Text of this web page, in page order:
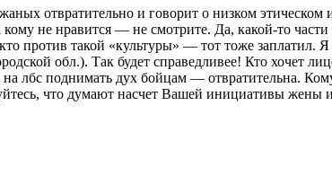
отвратительно и говорит о низком этическом
не нравится — не смотрите. Да, какой-то
против такой «культуры» — тот тоже заплатил.
обл.). Так будет справедливее! Кто хочет
лбс поднимать дух бойцам — отвратительна.
что думают насчет Вашей инициативы жены